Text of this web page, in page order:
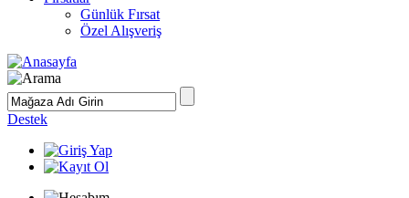
Günlük Fırsat
Özel Alışveriş
Destek